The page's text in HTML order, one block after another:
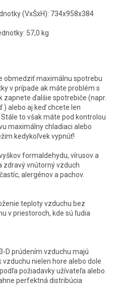
(VxŠxH): 734x958x384
57,0 kg
obmedziť maximálnu spotrebu
v prípade ak máte problém s
zapnete ďalšie spotrebiče (napr.
alebo aj keď chcete len
to však máte pod kontrolou
maximálny chladiaci alebo
kedykoľvek vypnúť!
formaldehydu, vírusov a
zdravý vnútorný vzduch
alergénov a pachov.
teploty vzduchu bez
v priestoroch, kde sú ľudia
D prúdením vzduchu majú
nielen hore alebo dole
požiadavky užívateľa alebo
perfektná distribúcia